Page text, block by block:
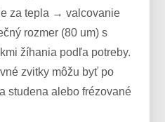
za tepla → valcovanie
rozmer (80 um) s
žíhania podľa potreby.
zvitky môžu byť po
studena alebo frézované